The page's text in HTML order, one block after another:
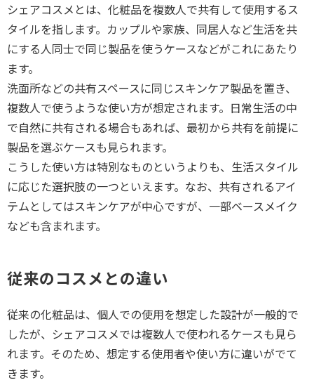
シェアコスメとは、化粧品を複数人で共有して使用するス
タイルを指します。カップルや家族、同居人など生活を共
にする人同士で同じ製品を使うケースなどがこれにあたり
ます。
洗面所などの共有スペースに同じスキンケア製品を置き、
複数人で使うような使い方が想定されます。日常生活の中
で自然に共有される場合もあれば、最初から共有を前提に
製品を選ぶケースも見られます。
こうした使い方は特別なものというよりも、生活スタイル
に応じた選択肢の一つといえます。なお、共有されるアイ
テムとしてはスキンケアが中心ですが、一部ベースメイク
なども含まれます。
従来のコスメとの違い
従来の化粧品は、個人での使用を想定した設計が一般的で
したが、シェアコスメでは複数人で使われるケースも見ら
れます。そのため、想定する使用者や使い方に違いがでて
きます。